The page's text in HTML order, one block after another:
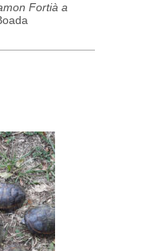
Fortià a